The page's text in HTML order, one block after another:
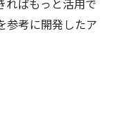
ればもっと活用で
参考に開発したア